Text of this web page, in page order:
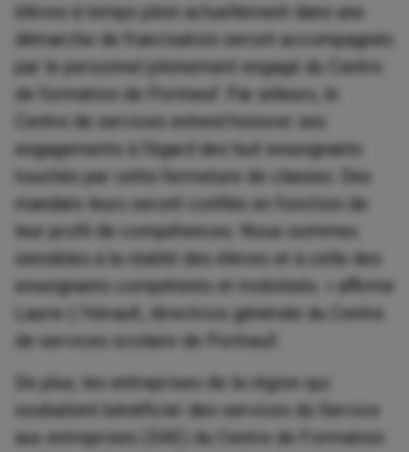
élèves à temps plein actuellement dans une
démarche de francisation seront accompagnés
par le personnel pleinement engagé du Centre
de formation de Portneuf. Par ailleurs, le
Centre de services entend honorer ses
engagements à l’égard des huit enseignants
touchés par cette fermeture de classes. Des
mandats leurs seront confiés en fonction de
leur profil de compétences. Nous sommes
sensibles à la réalité des élèves et à celle des
enseignants compétents et mobilisés. » affirme
Laurie L’Hérault, directrice générale du Centre
de services scolaire de Portneuf.
De plus, les entreprises de la région qui
souhaitent bénéficier des services du Service
aux entreprises (SAE) du Centre de Formation